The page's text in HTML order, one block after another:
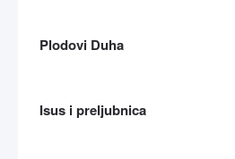
Plodovi Duha
Isus i preljubnica